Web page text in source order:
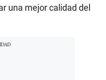
una mejor calidad del